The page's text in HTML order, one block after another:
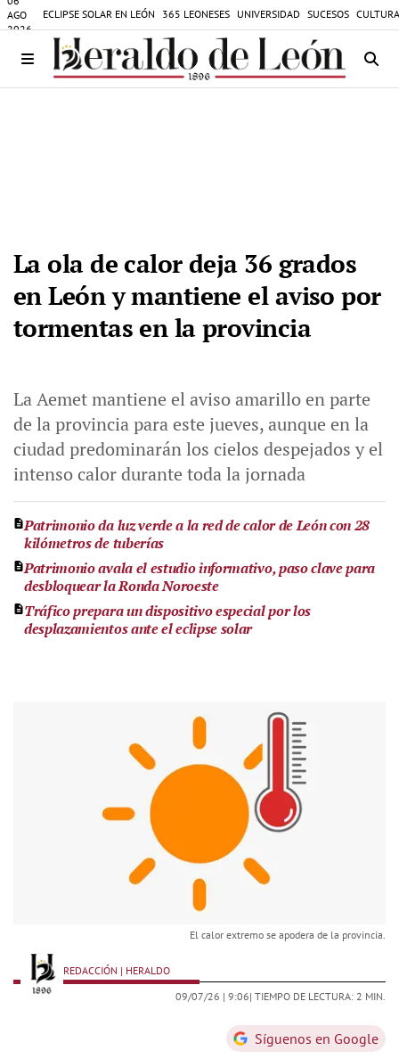
AGO
2026
ECLIPSE SOLAR EN LEÓN 365 LEONESES UNIVERSIDAD SUCESOS
La ola de calor deja 36 grados
en León y mantiene el aviso por
tormentas en la provincia
La Aemet mantiene el aviso amarillo en parte
de la provincia para este jueves, aunque en la
ciudad predominarán los cielos despejados y el
intenso calor durante toda la jornada
Patrimonio da luz verde a la red de calor de León con 28
kilómetros de tuberías
Patrimonio avala el estudio informativo, paso clave para
desbloquear la Ronda Noroeste
Tráfico prepara un dispositivo especial por los
desplazamientos ante el eclipse solar
El calor extremo se apodera de la provincia.
REDACCIÓN | HERALDO
09/07/26 | 9:06| TIEMPO DE LECTURA: 2 MIN.
Síguenos en Google